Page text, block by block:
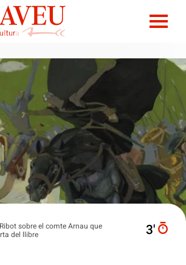
sobre el comte Arnau que
del llibre
3′